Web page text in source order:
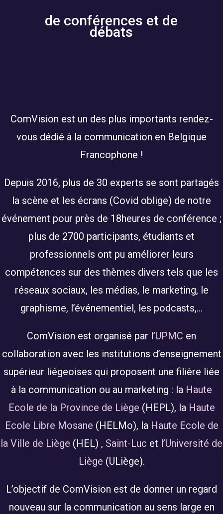
de conférences et de
débats
ComVision est un des plus importants rendez-
vous dédié à la communication en Belgique
Francophone !
Depuis 2016, plus de 30 experts se sont partagés
la scène et les écrans (Covid oblige) de notre
événement pour près de 18heures de conférence ;
plus de 2700 participants, étudiants et
professionnels ont pu améliorer leurs
compétences sur des thèmes divers tels que les
réseaux sociaux, les médias, le marketing, le
graphisme, l’événementiel, les podcasts,…
ComVision est organisé par l’UPMC en
collaboration avec les institutions d’enseignement
supérieur liégeoises qui proposent une filière liée
à la communication ou au marketing : la Haute
Ecole de la Province de Liège (HEPL), la Haute
Ecole Libre Mosane (HELMo), la Haute Ecole de
la Ville de Liège (HEL) , Saint-Luc et l’Université de
Liège (ULiège).
L’objectif de ComVision est de donner un regard
nouveau sur la communication au sens large en